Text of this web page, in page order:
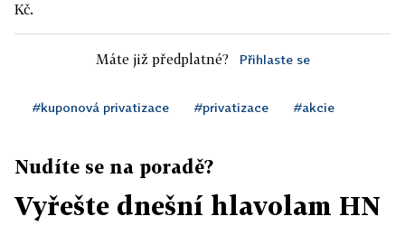
Kč.
Máte již předplatné? Přihlaste se
#kuponová privatizace #privatizace #akcie
Nudíte se na poradě?
Vyřešte dnešní hlavolam HN